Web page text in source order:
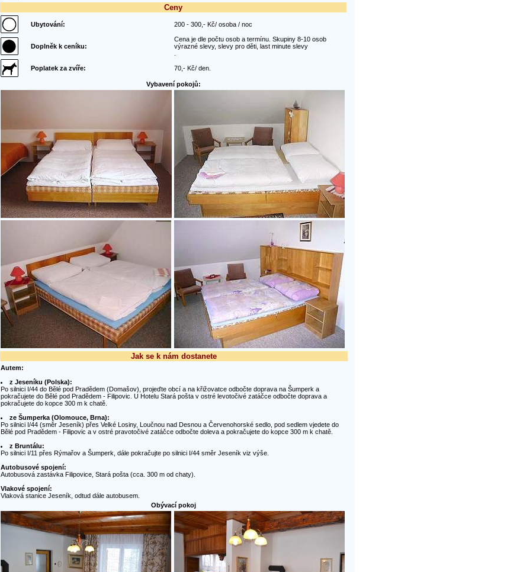
Ceny
Ubytování: 200 - 300,- Kč/ osoba / noc
Doplněk k ceníku:
Cena je dle počtu osob a termínu. Skupiny 8-10 osob
výrazné slevy, slevy pro děti, last minute slevy
Poplatek za zvíře: 70,- Kč/ den.
Vybavení pokojů:
Jak se k nám dostanete
Autem:
z Jeseníku (Polska):
Po silnici I/44 do Bělé pod Pradědem (Domašov), projeďte obcí a na křižovatce odbočte doprava na Šumperk a
pokračujete do Bělé pod Pradědem - Filipovic. U Hotelu Stará pošta v ostré levotočivé zatáčce odbočte doprava a
pokračujete do kopce 300 m k chatě.
ze Šumperka (Olomouce, Brna):
Po silnici I/44 (směr Jeseník) přes Velké Losiny, Loučnou nad Desnou a Červenohorské sedlo, pod sedlem vjedete do
Bělé pod Pradědem - Filipovic a v ostré pravotočivé zatáčce odbočte doleva a pokračujete do kopce 300 m k chatě.
z Bruntálu:
Po silnici I/11 přes Rýmařov a Šumperk, dále pokračujte po silnici I/44 směr Jeseník viz výše.
Autobusové spojení:
Autobusová zastávka Filipovice, Stará pošta (cca. 300 m od chaty).
Vlakové spojení:
Vlaková stanice Jeseník, odtud dále autobusem.
Obývací pokoj